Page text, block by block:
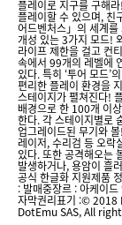
플레이로 지구를 구해
플레이할 수 있으며, 친
어드벤처스」의 세계
개성 있는 3가지 모드!
라이프 제한을 걸고 컨
속에서 99개의 레벨에
있다. 특히 ‘투어 모드’
편리한 플레이 환경을
스테이지가 펼쳐진다!
배경으로 한 100개 이
한다. 각 스테이지별로
업그레이드된 무기와
레이저, 수리검 등 오락
있다. 또한 공격해오는
발생하거나, 용암이 흘
공식 한글화 지원제품
: 발매중장르 : 아케이
자막권리표기 :©
DotEmu SAS, All